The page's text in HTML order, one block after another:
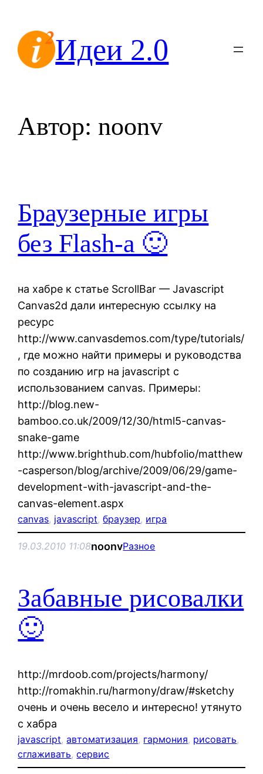
содержимомуИдеи 2.0
Автор: noonv
Браузерные игры
без Flash-а 🙂
на хабре к статье ScrollBar — Javascript
Canvas2d дали интересную ссылку на
ресурс
http://www.canvasdemos.com/type/tutorials/
, где можно найти примеры и руководства
по созданию игр на javascript с
использованием canvas. Примеры:
http://blog.new-
bamboo.co.uk/2009/12/30/html5-canvas-
snake-game
http://www.brighthub.com/hubfolio/matthew
-casperson/blog/archive/2009/06/29/game-
development-with-javascript-and-the-
canvas-element.aspx
canvas, javascript, браузер, игра
19.03.2010 11:08noonvРазное
Забавные рисовалки
🙂
http://mrdoob.com/projects/harmony/
http://romakhin.ru/harmony/draw/#sketchy
очень и очень весело и интересно! утянуто
с хабра
javascript, автоматизация, гармония, рисовать
сглаживать, сервис